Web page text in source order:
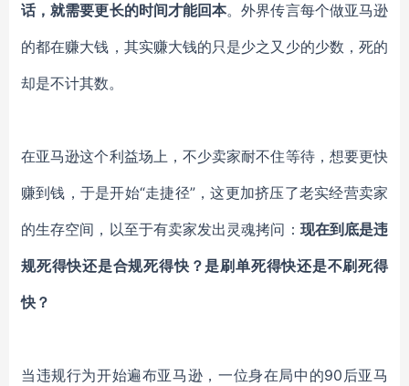
话，就需要更长的时间才能回本。外界传言每个做亚马逊
的都在赚大钱，其实赚大钱的只是少之又少的少数，死的
却是不计其数。
在亚马逊这个利益场上，不少卖家耐不住等待，想要更快
赚到钱，于是开始“走捷径”，这更加挤压了老实经营卖家
的生存空间，以至于有卖家发出灵魂拷问： 现在到底是违
规死得快还是合规死得快？是刷单死得快还是不刷死得
快？
当违规行为开始遍布亚马逊，一位身在局中的90后亚马